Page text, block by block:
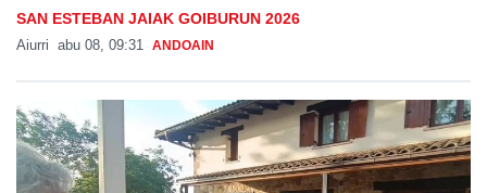
SAN ESTEBAN JAIAK GOIBURUN 2026
Aiurri abu 08, 09:31 ANDOAIN